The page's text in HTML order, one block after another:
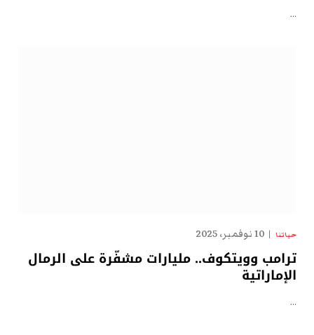
…
حياتنا 10 نوفمبر، 2025
ترامب وويتكوف.. مليارات مشفّرة على الرمال
الإماراتية
…